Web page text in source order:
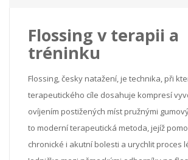
Flossing v terapii a
tréninku
Flossing, česky natažení, je technika, při
terapeutického cíle dosahuje kompresí
ovíjením postižených míst pružnými
to moderní terapeutická metoda, jejíž
chronické i akutní bolesti a urychlit proces